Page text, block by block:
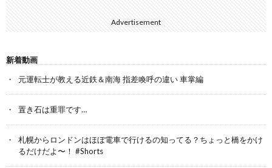
Advertisement
新着動画
元運転士が教える近鉄＆南海 指差喚呼の違い 車掌編
置き石は重罪です…
札幌からロンドンはほぼ電車で行けるの知ってる？ちょっと橋をかけ
るだけだよ〜！ #Shorts